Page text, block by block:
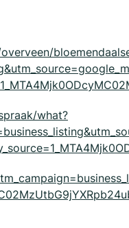
what?